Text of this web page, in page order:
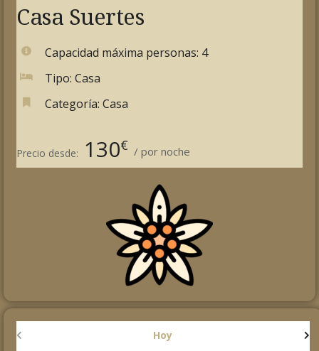
Casa Suertes
Capacidad máxima personas: 4
Tipo: Casa
Categoría: Casa
Precio desde: 130€ por noche
Hoy